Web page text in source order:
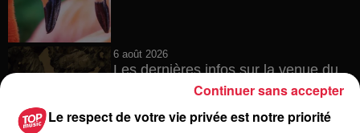
6 août 2026
Les dernières infos sur la venue du
pape à Metz en septembre
Le respect de votre vie privée est notre priorité
Continuer sans accepter